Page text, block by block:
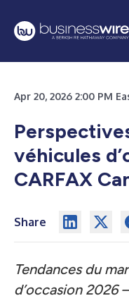
Apr 20, 2026 2:00 PM
véhicules
CARFAX
Share
Tendances du
d’occasion 2026